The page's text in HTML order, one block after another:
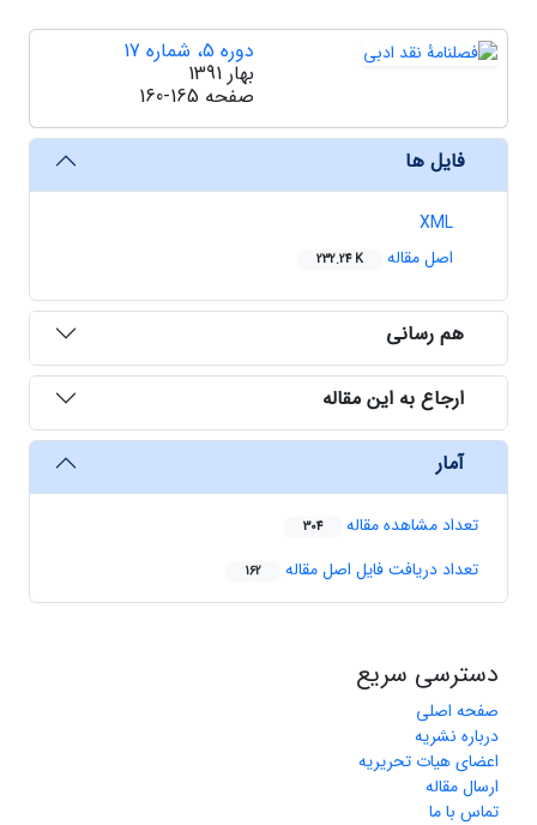
دوره 5، شماره 17
بهار 1391
صفحه 160-165
فایل ها
XML
اصل مقاله
232.24 K
هم رسانی
ارجاع به این مقاله
آمار
تعداد مشاهده مقاله 304
تعداد دریافت فایل اصل مقاله 162
دسترسی سریع
صفحه اصلی
درباره نشریه
اعضای هیات تحریریه
ارسال مقاله
تماس با ما